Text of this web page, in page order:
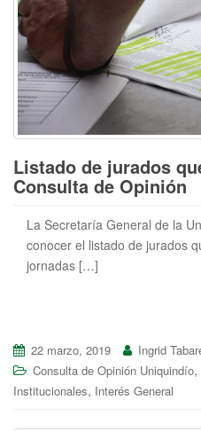
Listado de jurados
Consulta de Opinión
La Secretaría General de la
conocer el listado de jurados
jornadas […]
22 marzo, 2019 Ingrid
Consulta de Opinión Uniquindío,
Institucionales, Interés General